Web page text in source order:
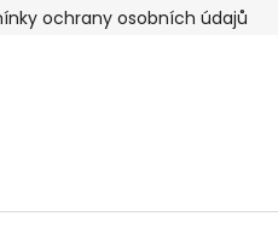
ochrany osobních údajů